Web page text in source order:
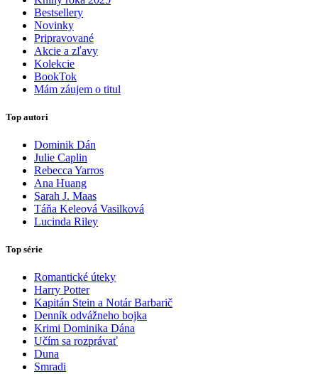
Bestsellery
Novinky
Pripravované
Akcie a zľavy
Kolekcie
BookTok
Mám záujem o titul
Top autori
Dominik Dán
Julie Caplin
Rebecca Yarros
Ana Huang
Sarah J. Maas
Táňa Keleová Vasilková
Lucinda Riley
Top série
Romantické úteky
Harry Potter
Kapitán Stein a Notár Barbarič
Denník odvážneho bojka
Krimi Dominika Dána
Učím sa rozprávať
Duna
Smradi